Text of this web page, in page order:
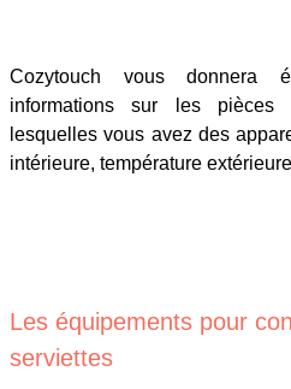
Cozytouch vous donnera
informations sur les
lesquelles vous avez des
intérieure, température
Les équipements pour
serviettes